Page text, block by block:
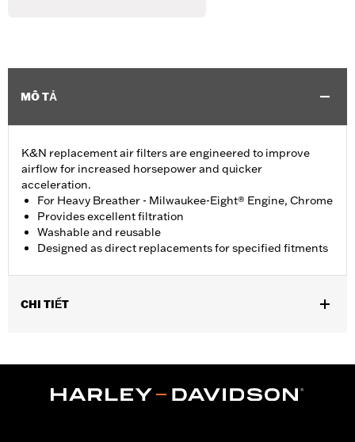
MÔ TẢ
K&N replacement air filters are engineered to improve
airflow for increased horsepower and quicker
acceleration.
For Heavy Breather - Milwaukee-Eight® Engine, Chrome
Provides excellent filtration
Washable and reusable
Designed as direct replacements for specified fitments
CHI TIẾT
29400440 or 29400442.